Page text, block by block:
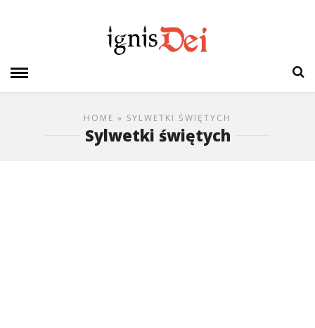
HOME » SYLWETKI ŚWIĘTYCH
Sylwetki świętych